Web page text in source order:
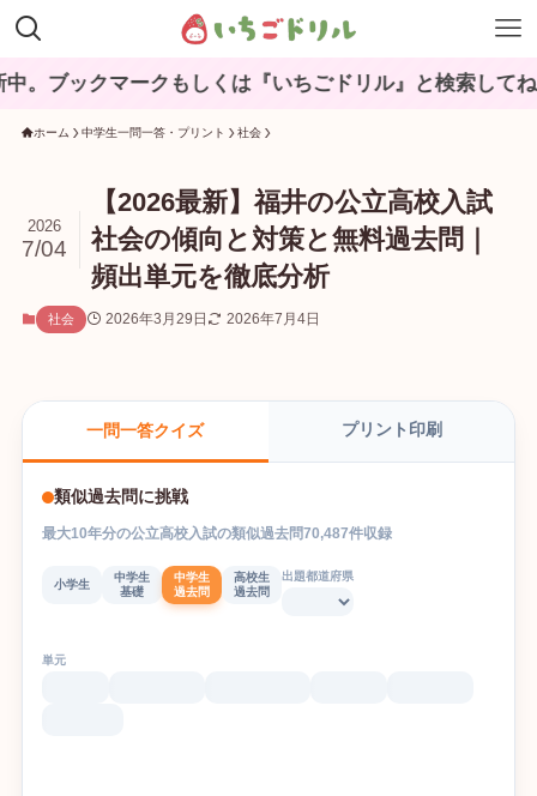
ークもしくは『いちごドリル』と検索してね♪
ホーム 中学生一問一答・プリント 社会
【2026最新】福井の公立高校入試
社会の傾向と対策と無料過去問｜
頻出単元を徹底分析
2026
7/04
社会 2026年3月29日 2026年7月4日
一問一答クイズ プリント印刷
類似過去問に挑戦
最大10年分の公立高校入試の類似過去問70,487件収録
小学生
中学生
基礎
中学生
過去問
高校生
過去問
出題都道府県
単元